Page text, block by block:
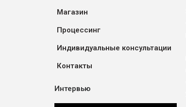
Магазин
Процессинг
Индивидуальные консультации
Контакты
Интервью